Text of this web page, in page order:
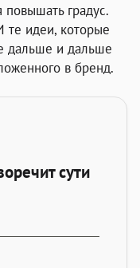
градус.
идеи, которые
дальше и дальше
в бренд.
сути